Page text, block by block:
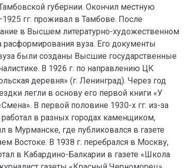
губернии. Окончил местную
гг. проживал в Тамбове. После
в Высшем литературно-художественном
расформирования вуза. Его документы
были созданы Высшие государственные
В 1926 г. по направлению ЦК
деревня» (г. Ленинград). Через год
легли в основу его первой книги «У
В первой половине 1930-х гг. из-за
в разных городах каменщиком,
в Мурманске, где публиковался в газете
Востоке. В 1938 г. перебрался в Москву,
в Кабардино-Балкарии в газете «Школа